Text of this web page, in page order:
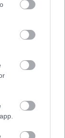
Formlabs
profitál, az